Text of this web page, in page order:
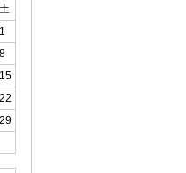
土
1
8
15
22
29